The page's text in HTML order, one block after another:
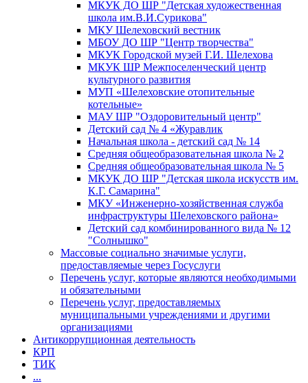
МКУК ДО ШР "Детская художественная
школа им.В.И.Сурикова"
МКУ Шелеховский вестник
МБОУ ДО ШР "Центр творчества"
МКУК Городской музей Г.И. Шелехова
МКУК ШР Межпоселенческий центр
культурного развития
МУП «Шелеховские отопительные
котельные»
МАУ ШР "Оздоровительный центр"
Детский сад № 4 «Журавлик
Начальная школа - детский сад № 14
Средняя общеобразовательная школа № 2
Средняя общеобразовательная школа № 5
МКУК ДО ШР "Детская школа искусств им.
К.Г. Самарина"
МКУ «Инженерно-хозяйственная служба
инфраструктуры Шелеховского района»
Детский сад комбинированного вида № 12
"Солнышко"
Массовые социально значимые услуги,
предоставляемые через Госуслуги
Перечень услуг, которые являются необходимыми
и обязательными
Перечень услуг, предоставляемых
муниципальными учреждениями и другими
организациями
Антикоррупционная деятельность
КРП
ТИК
...